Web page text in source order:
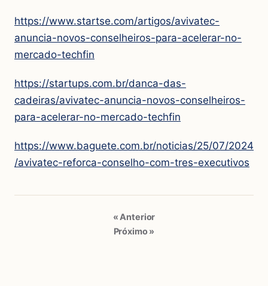
https://www.startse.com/artigos/avivatec-
anuncia-novos-conselheiros-para-acelerar-no-
mercado-techfin
https://startups.com.br/danca-das-
cadeiras/avivatec-anuncia-novos-conselheiros-
para-acelerar-no-mercado-techfin
https://www.baguete.com.br/noticias/25/07/2024
/avivatec-reforca-conselho-com-tres-executivos
« Anterior
Próximo »